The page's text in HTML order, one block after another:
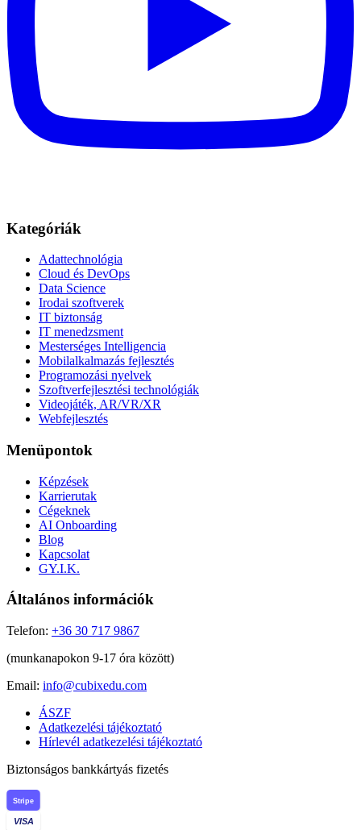
Kategóriák
Adattechnológia
Cloud és DevOps
Data Science
Irodai szoftverek
IT biztonság
IT menedzsment
Mesterséges Intelligencia
Mobilalkalmazás fejlesztés
Programozási nyelvek
Szoftverfejlesztési technológiák
Videojáték, AR/VR/XR
Webfejlesztés
Menüpontok
Képzések
Karrierutak
Cégeknek
AI Onboarding
Blog
Kapcsolat
GY.I.K.
Általános információk
Telefon: +36 30 717 9867
(munkanapokon 9-17 óra között)
Email: info@cubixedu.com
ÁSZF
Adatkezelési tájékoztató
Hírlevél adatkezelési tájékoztató
Biztonságos bankkártyás fizetés
Stripe
VISA